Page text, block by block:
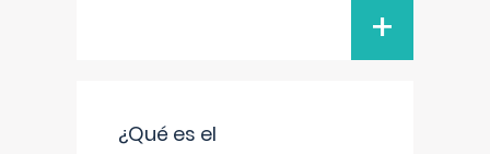
+
¿Qué es el